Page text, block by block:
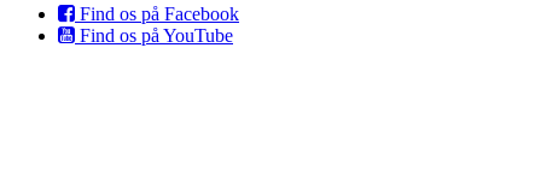
Find os på Facebook
Find os på YouTube